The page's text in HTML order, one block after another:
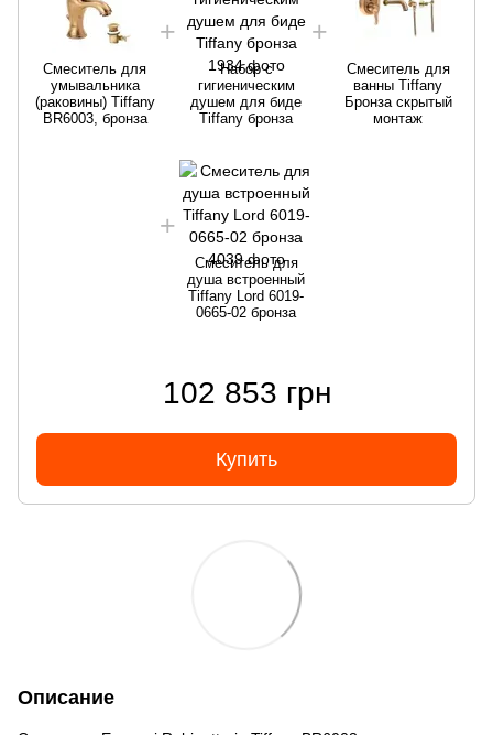
Смеситель для
умывальника
(раковины) Tiffany
BR6003, бронза
Набор с
гигиеническим
душем для биде
Tiffany бронза
Смеситель для
ванны Tiffany
Бронза скрытый
монтаж
Смеситель для
душа встроенный
Tiffany Lord 6019-
0665-02 бронза
102 853 грн
Купить
Описание